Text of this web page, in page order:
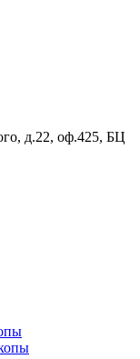
д.22, оф.425, БЦ